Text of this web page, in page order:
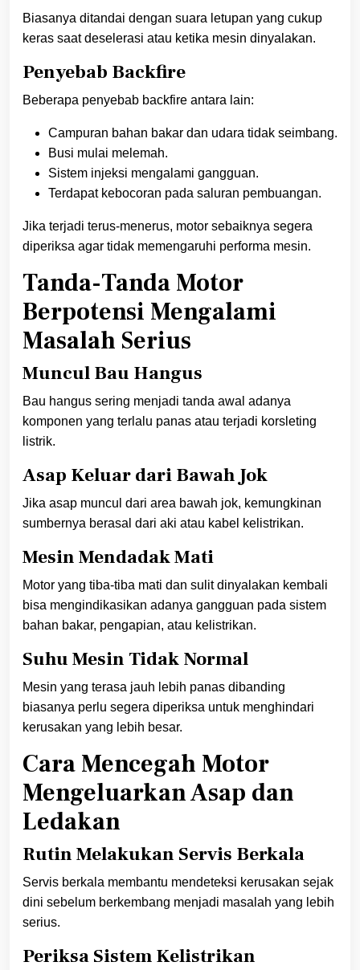
Biasanya ditandai dengan suara letupan yang cukup
keras saat deselerasi atau ketika mesin dinyalakan.
Penyebab Backfire
Beberapa penyebab backfire antara lain:
Campuran bahan bakar dan udara tidak seimbang.
Busi mulai melemah.
Sistem injeksi mengalami gangguan.
Terdapat kebocoran pada saluran pembuangan.
Jika terjadi terus-menerus, motor sebaiknya segera
diperiksa agar tidak memengaruhi performa mesin.
Tanda-Tanda Motor
Berpotensi Mengalami
Masalah Serius
Muncul Bau Hangus
Bau hangus sering menjadi tanda awal adanya
komponen yang terlalu panas atau terjadi korsleting
listrik.
Asap Keluar dari Bawah Jok
Jika asap muncul dari area bawah jok, kemungkinan
sumbernya berasal dari aki atau kabel kelistrikan.
Mesin Mendadak Mati
Motor yang tiba-tiba mati dan sulit dinyalakan kembali
bisa mengindikasikan adanya gangguan pada sistem
bahan bakar, pengapian, atau kelistrikan.
Suhu Mesin Tidak Normal
Mesin yang terasa jauh lebih panas dibanding
biasanya perlu segera diperiksa untuk menghindari
kerusakan yang lebih besar.
Cara Mencegah Motor
Mengeluarkan Asap dan
Ledakan
Rutin Melakukan Servis Berkala
Servis berkala membantu mendeteksi kerusakan sejak
dini sebelum berkembang menjadi masalah yang lebih
serius.
Periksa Sistem Kelistrikan